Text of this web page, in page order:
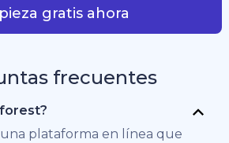
gratis ahora
frecuentes
plataforma en línea que